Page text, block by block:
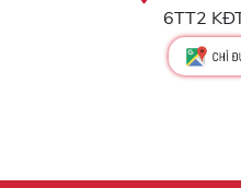
6TT2